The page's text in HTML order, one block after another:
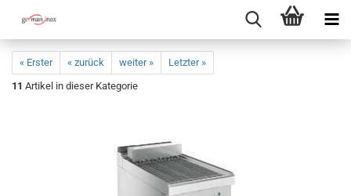
« Erster « zurück weiter »
Letzter »
11 Artikel in dieser Kategorie